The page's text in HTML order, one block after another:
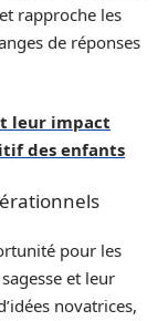
rapproche les
de réponses
leur impact
des enfants
pour les
et leur
novatrices,